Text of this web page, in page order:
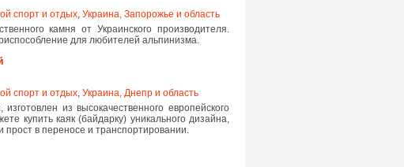
спорт и отдых, Украина, Запорожье и область
камня от Украинского производителя.
для любителей альпинизма.
спорт и отдых, Украина, Днепр и область
из высокачественного европейского
купить каяк (байдарку) уникального дизайна,
прост в переносе и транспортировании.